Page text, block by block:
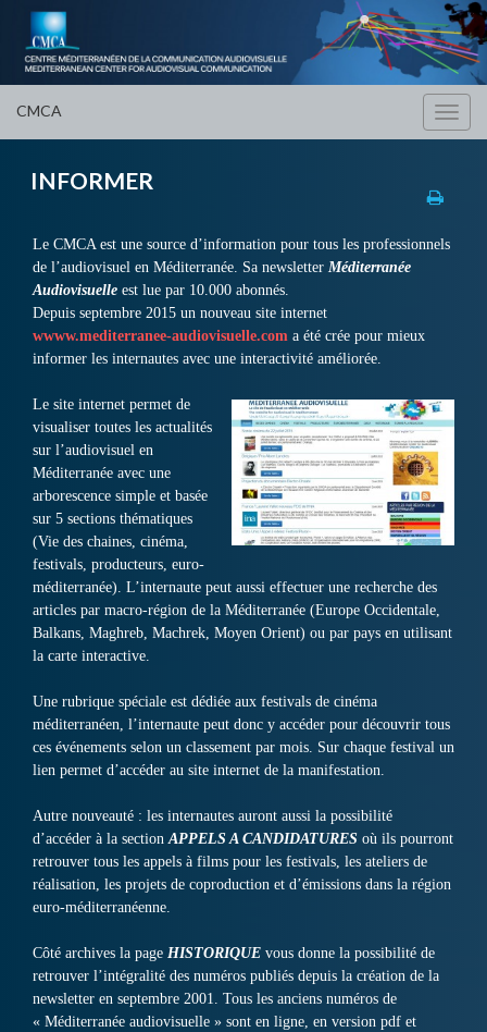
CMCA
INFORMER
Le CMCA est une source d’information pour tous les professionnels
de l’audiovisuel en Méditerranée. Sa newsletter Méditerranée
Audiovisuelle est lue par 10.000 abonnés.
Depuis septembre 2015 un nouveau site internet
wwww.mediterranee-audiovisuelle.com a été crée pour mieux
informer les internautes avec une interactivité améliorée.
Le site internet permet de
visualiser toutes les actualités
sur l’audiovisuel en
Méditerranée avec une
arborescence simple et basée
sur 5 sections thématiques
(Vie des chaines, cinéma,
festivals, producteurs, euro-
méditerranée). L’internaute peut aussi effectuer une recherche des
articles par macro-région de la Méditerranée (Europe Occidentale,
Balkans, Maghreb, Machrek, Moyen Orient) ou par pays en utilisant
la carte interactive.
Une rubrique spéciale est dédiée aux festivals de cinéma
méditerranéen, l’internaute peut donc y accéder pour découvrir tous
ces événements selon un classement par mois. Sur chaque festival un
lien permet d’accéder au site internet de la manifestation.
Autre nouveauté : les internautes auront aussi la possibilité
d’accéder à la sectionAPPELS A CANDIDATURES où ils pourront
retrouver tous les appels à films pour les festivals, les ateliers de
réalisation, les projets de coproduction et d’émissions dans la région
euro-méditerranéenne.
Côté archives la page HISTORIQUE vous donne la possibilité de
retrouver l’intégralité des numéros publiés depuis la création de la
newsletter en septembre 2001. Tous les anciens numéros de
« Méditerranée audiovisuelle » sont en ligne, en version pdf et